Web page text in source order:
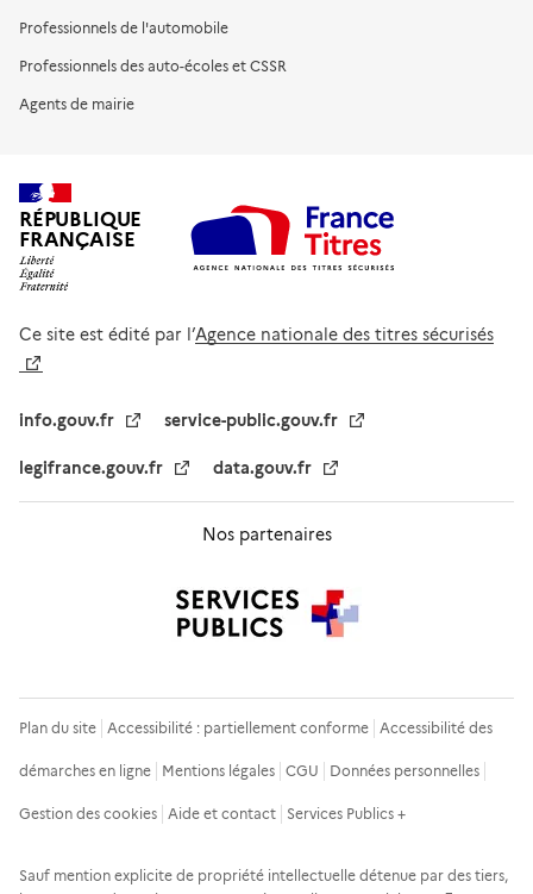
Professionnels de l'automobile
Professionnels des auto-écoles et CSSR
Agents de mairie
RÉPUBLIQUE
FRANÇAISE
Ce site est édité par l’Agence nationale des titres sécurisés
info.gouv.fr service-public.gouv.fr
legifrance.gouv.fr data.gouv.fr
Nos partenaires
Plan du site Accessibilité : partiellement conforme Accessibilité des
démarches en ligne Mentions légales CGU Données personnelles
Gestion des cookies Aide et contact Services Publics +
Sauf mention explicite de propriété intellectuelle détenue par des tiers,